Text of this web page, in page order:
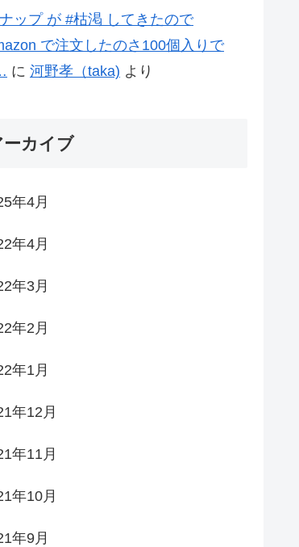
ップ が #枯渇 してきたので
で注文したのさ100個入りで
に 河野孝（taka) より
ーカイブ
年4月
年4月
年3月
年2月
年1月
年12月
年11月
年10月
年9月